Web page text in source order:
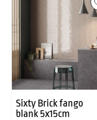
Sixty Brick fango
blank 5x15cm